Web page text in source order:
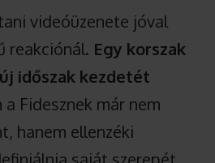
videóüzenete jóval
reakciónál. Egy korszak
időszak kezdetét
a Fidesznek már nem
hanem ellenzéki